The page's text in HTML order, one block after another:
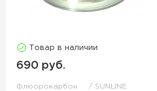
Товар в наличии
690 руб.
Флюорокарбон SUNLINE